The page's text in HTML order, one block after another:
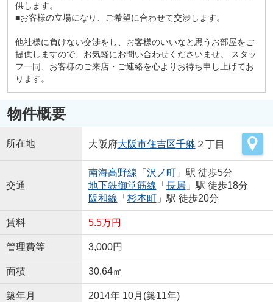
供します。
■お客様の立場になり、ご希望に合わせて交渉します。
他社様に負けない交渉をし、お客様のいいなと思うお部屋をご
提供しますので、お気軽にお問い合わせくださいませ。 スタッ
フ一同、お客様のご来店・ご連絡を心よりお待ち申し上げてお
ります。
物件概要
所在地 大阪府大阪市住吉区千躰２丁目
交通
南海高野線 「 沢ノ町」駅 徒歩5分
地下鉄御堂筋線 「 長居」駅 徒歩18分
阪和線 「 杉本町」駅 徒歩20分
賃料 5.5万円
管理費等 3,000円
面積 30.64㎡
築年月 2014年 10月(築11年)